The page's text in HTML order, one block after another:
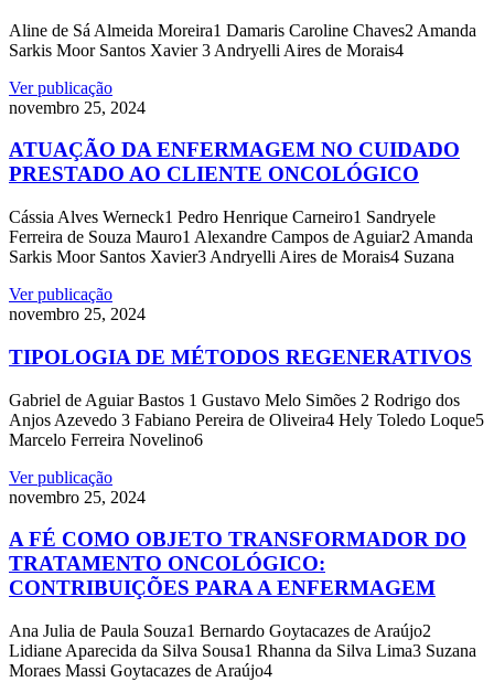
Aline de Sá Almeida Moreira1 Damaris Caroline Chaves2 Amanda
Sarkis Moor Santos Xavier 3 Andryelli Aires de Morais4
Ver publicação
novembro 25, 2024
ATUAÇÃO DA ENFERMAGEM NO CUIDADO
PRESTADO AO CLIENTE ONCOLÓGICO
Cássia Alves Werneck1 Pedro Henrique Carneiro1 Sandryele
Ferreira de Souza Mauro1 Alexandre Campos de Aguiar2 Amanda
Sarkis Moor Santos Xavier3 Andryelli Aires de Morais4 Suzana
Ver publicação
novembro 25, 2024
TIPOLOGIA DE MÉTODOS REGENERATIVOS
Gabriel de Aguiar Bastos 1 Gustavo Melo Simões 2 Rodrigo dos
Anjos Azevedo 3 Fabiano Pereira de Oliveira4 Hely Toledo Loque5
Marcelo Ferreira Novelino6
Ver publicação
novembro 25, 2024
A FÉ COMO OBJETO TRANSFORMADOR DO
TRATAMENTO ONCOLÓGICO:
CONTRIBUIÇÕES PARA A ENFERMAGEM
Ana Julia de Paula Souza1 Bernardo Goytacazes de Araújo2
Lidiane Aparecida da Silva Sousa1 Rhanna da Silva Lima3 Suzana
Moraes Massi Goytacazes de Araújo4